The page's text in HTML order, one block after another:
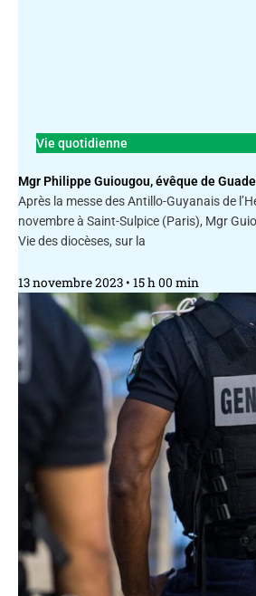
Vie quotidienne
Mgr Philippe Guiougou, évêque de
Après la messe des Antillo-Guyanais de
novembre à Saint-Sulpice (Paris), Mgr
Vie des diocèses, sur la
13 novembre 2023 15 h 00 min